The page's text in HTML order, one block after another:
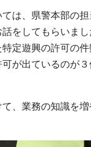
は、県警本部の
をしてもらいまし
定遊興の許可の
が出ているのが
、業務の知識を